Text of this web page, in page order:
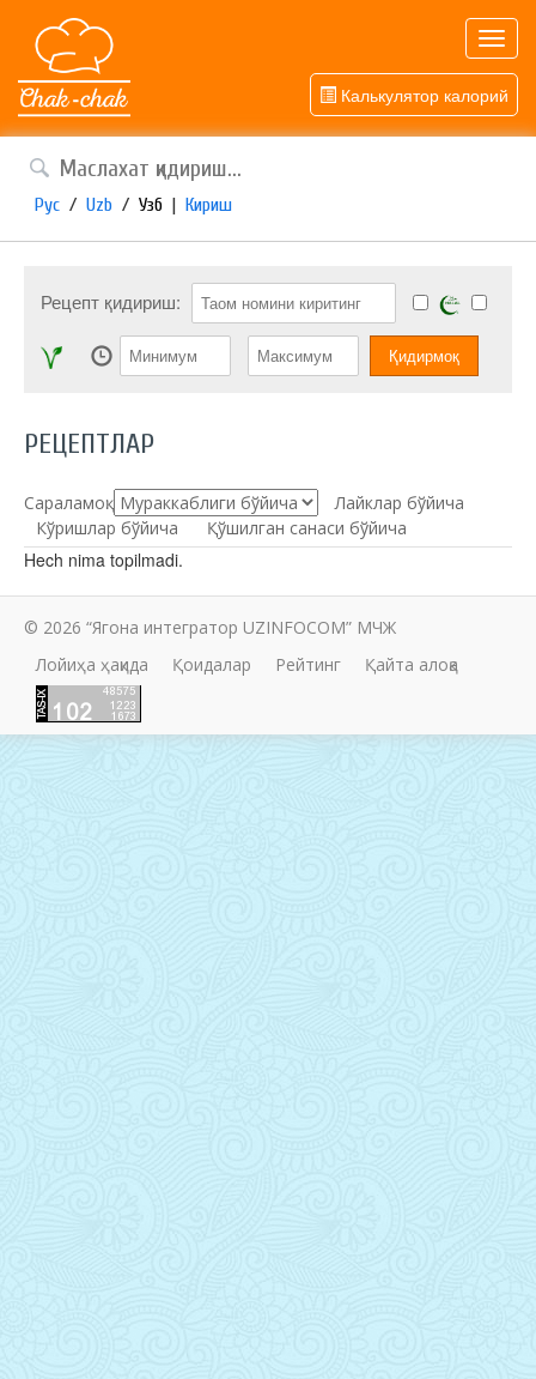
Калькулятор калорий
Рус / Uzb / Узб | Кириш
Рецепт қидириш:
РЕЦЕПТЛАР
Сараламоқ:
Лайклар бўйича
Кўришлар бўйича
Қўшилган санаси бўйича
Hech nima topilmadi.
© 2026 “Ягона интегратор UZINFOCOM” МЧЖ
Лойиҳа ҳақида
Қоидалар Рейтинг Қайта алоқа